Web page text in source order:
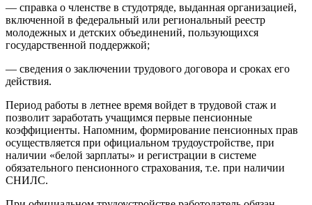
— справка о членстве в студотряде, выданная организацией,
включенной в федеральный или региональный реестр
молодежных и детских объединений, пользующихся
государственной поддержкой;
— сведения о заключении трудового договора и сроках его
действия.
Период работы в летнее время войдет в трудовой стаж и
позволит заработать учащимся первые пенсионные
коэффициенты. Напомним, формирование пенсионных прав
осуществляется при официальном трудоустройстве, при
наличии «белой зарплаты» и регистрации в системе
обязательного пенсионного страхования, т.е. при наличии
СНИЛС.